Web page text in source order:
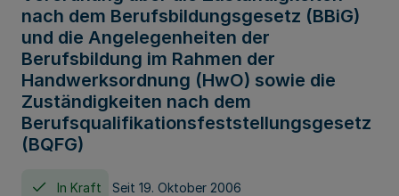
nach dem Berufsbildungsgesetz (BBiG)
und die Angelegenheiten der
Berufsbildung im Rahmen der
Handwerksordnung (HwO) sowie die
Zuständigkeiten nach dem
Berufsqualifikationsfeststellungsgesetz
(BQFG)
In Kraft Seit 19. Oktober 2006